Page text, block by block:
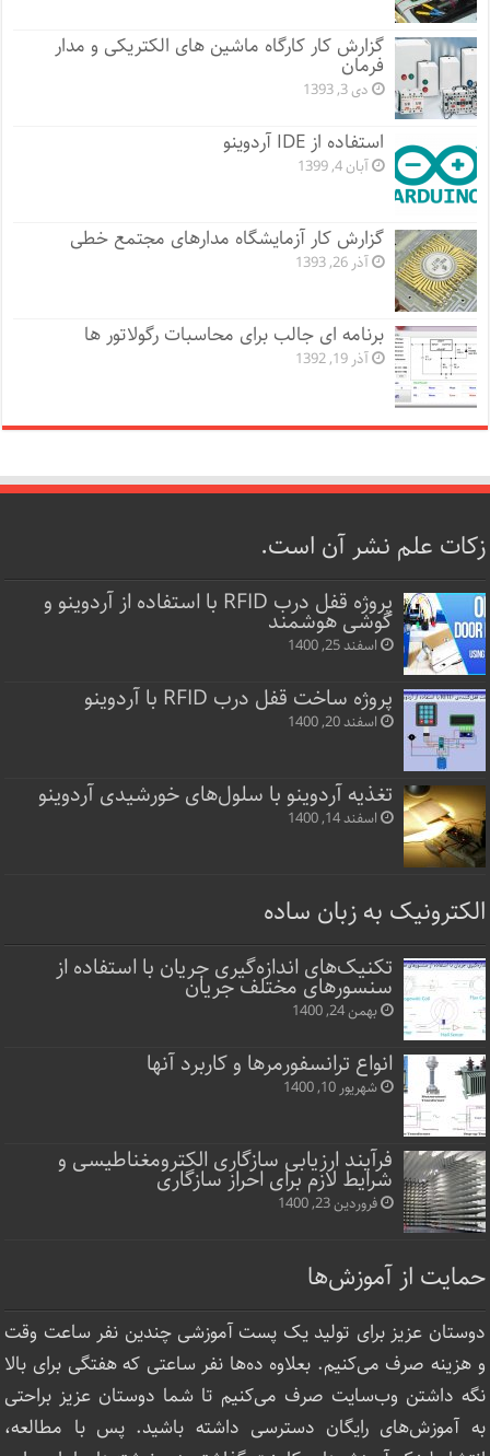
گزارش کار کارگاه ماشین های الکتریکی و مدار
فرمان
دی 3, 1393
استفاده از IDE آردوینو
آبان 4, 1399
گزارش کار آزمایشگاه مدارهای مجتمع خطی
آذر 26, 1393
برنامه ای جالب برای محاسبات رگولاتور ها
آذر 19, 1392
زکات علم نشر آن است.
پروژه قفل‌ درب RFID با استفاده از آردوینو و
گوشی هوشمند
اسفند 25, 1400
پروژه ساخت قفل‌ درب RFID با آردوینو
اسفند 20, 1400
تغذیه آردوینو با سلول‌های خورشیدی آردوینو
اسفند 14, 1400
الکترونیک به زبان ساده
تکنیک‌های اندازه‌گیری جریان با استفاده از
سنسورهای مختلف جریان
بهمن 24, 1400
انواع ترانسفورمرها و کاربرد آنها
شهریور 10, 1400
فرآیند ارزیابی سازگاری الکترومغناطیسی و
شرایط لازم برای احراز سازگاری
فروردین 23, 1400
حمایت از آموزش‌ها
دوستان عزیز برای تولید یک پست آموزشی چندین نفر ساعت‌ وقت
و هزینه صرف می‌کنیم. بعلاوه ده‌ها نفر ساعتی که هفتگی برای بالا
نگه داشتن وب‌سایت صرف ‌می‌کنیم تا شما دوستان عزیز براحتی
به آموزش‌های رایگان دسترسی داشته باشید. پس با مطالعه،